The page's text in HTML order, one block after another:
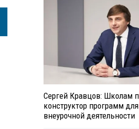
Сергей Кравцов: Школам
конструктор программ для
внеурочной деятельности